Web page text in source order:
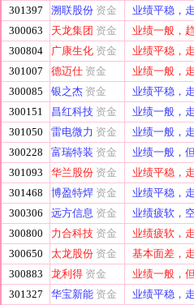
301397
溯联股份 资金 业绩平稳，
300063
天龙集团 资金 业绩一般，
300804
广康生化 资金 业绩平稳，
301007
德迈仕 资金 业绩一般，
300085
银之杰 资金 业绩平稳，
300151
昌红科技 资金 业绩一般，
301050
雷电微力 资金 业绩一般，
300228
富瑞特装 资金 业绩一般，
301093
华兰股份 资金 业绩平稳，
301468
博盈特焊 资金 业绩平稳，
300306
远方信息 资金 业绩疲软，
300800
力合科技 资金 业绩疲软，
300650
太龙股份 资金 基本面差，
300883
龙利得 资金 业绩一般，
301327
华宝新能 资金 业绩平稳，